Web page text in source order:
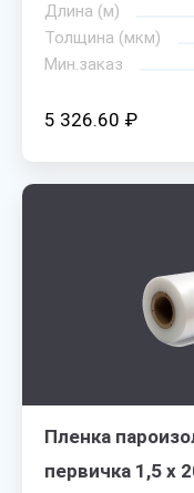
Длина (м)
Толщина (мкм)
Мин.заказ
5 326.60 ₽
Пленка
первичка 1,5 х